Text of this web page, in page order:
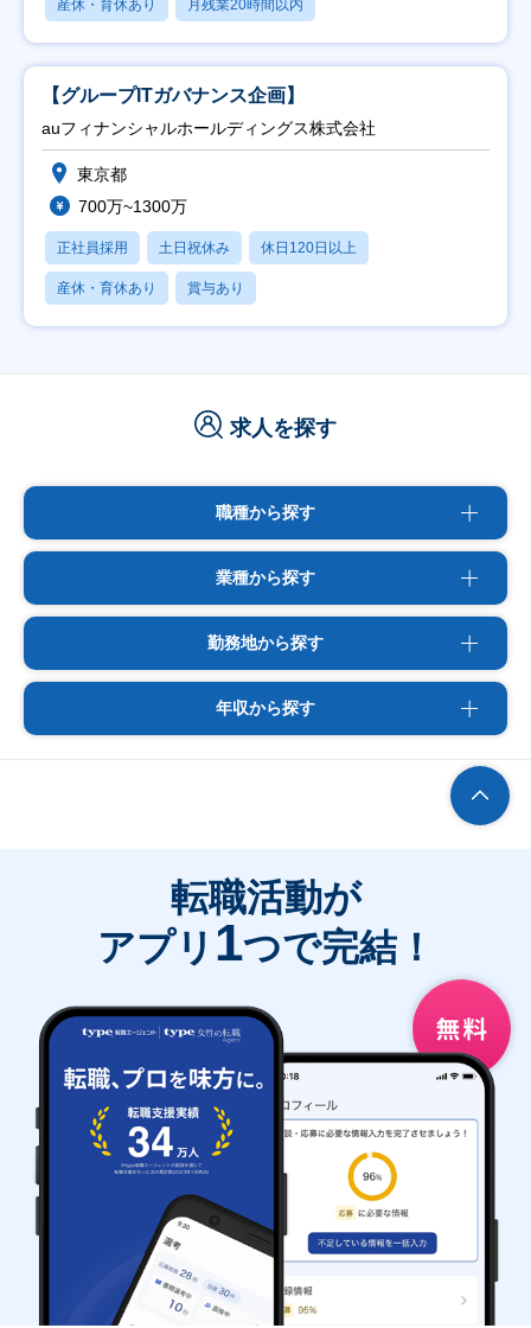
産休・育休あり 月残業20時間以内
【グループITガバナンス企画】
auフィナンシャルホールディングス株式会社
東京都
700万~1300万
正社員採用 土日祝休み 休日120日以上
産休・育休あり 賞与あり
求人を探す
職種から探す
業種から探す
勤務地から探す
年収から探す
転職活動が
アプリ 1つで完結！